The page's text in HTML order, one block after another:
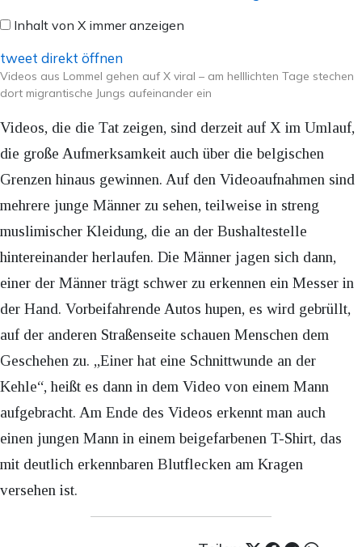
anzeigen
Inhalt von X immer anzeigen
tweet direkt öffnen
Videos aus Lommel gehen auf X viral – am helllichten Tage stechen
dort migrantische Jungs aufeinander ein
Videos, die die Tat zeigen, sind derzeit auf X im Umlauf,
die große Aufmerksamkeit auch über die belgischen
Grenzen hinaus gewinnen. Auf den Videoaufnahmen sind
mehrere junge Männer zu sehen, teilweise in streng
muslimischer Kleidung, die an der Bushaltestelle
hintereinander herlaufen. Die Männer jagen sich dann,
einer der Männer trägt schwer zu erkennen ein Messer in
der Hand. Vorbeifahrende Autos hupen, es wird gebrüllt,
auf der anderen Straßenseite schauen Menschen dem
Geschehen zu. „Einer hat eine Schnittwunde an der
Kehle“, heißt es dann in dem Video von einem Mann
aufgebracht. Am Ende des Videos erkennt man auch
einen jungen Mann in einem beigefarbenen T-Shirt, das
mit deutlich erkennbaren Blutflecken am Kragen
versehen ist.